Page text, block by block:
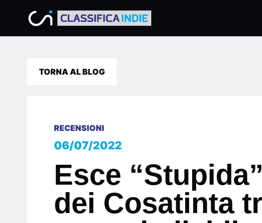
TORNA AL BLOG
RECENSIONI
06/07/2022
Esce
dei Cosatinta